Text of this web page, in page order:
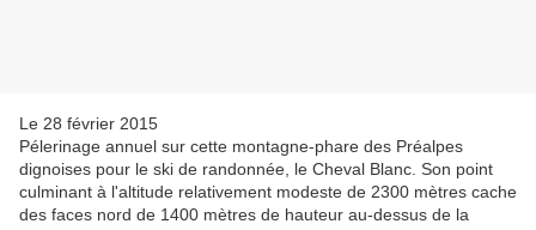
Le 28 février 2015
Pélerinage annuel sur cette montagne-phare des Préalpes
dignoises pour le ski de randonnée, le Cheval Blanc. Son point
culminant à l'altitude relativement modeste de 2300 mètres cache
des faces nord de 1400 mètres de hauteur au-dessus de la